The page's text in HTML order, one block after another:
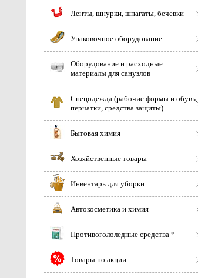
Ленты, шнурки, шпагаты, бечевки
Упаковочное оборудование
Оборудование и расходные
материалы для санузлов
Спецодежда (рабочие формы и обувь,
перчатки, средства защиты)
Бытовая химия
Хозяйственные товары
Инвентарь для уборки
Автокосметика и химия
Противогололедные средства *
Товары по акции